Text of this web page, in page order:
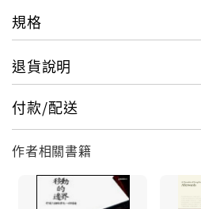
規格
退貨說明
付款/配送
作者相關書籍